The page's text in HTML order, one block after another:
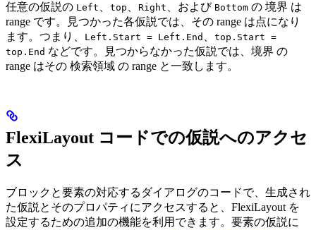
任意の仮説の Left top Right 、および Bottom の 境界 は
range です。見つかった各仮説では、その range は点になり
ます。つまり、
Left.Start = Left.End
top.Start =
top.End などです。見つからなかった仮説では、境界 の
range はその 検索領域 の range と一致します。
FlexiLayout コードでの仮説へのアクセ
ス
ブロックと要素の対応するダイアログのコードで、生成され
た仮説とそのプロパティにアクセスすると、FlexiLayout を
設定するための追加の機能を利用できます。要素の仮説に